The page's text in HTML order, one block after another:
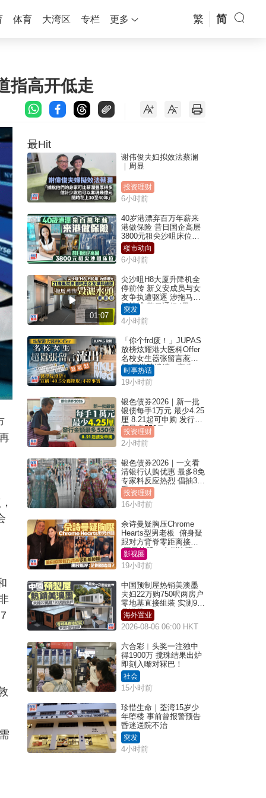
体育 大湾区 专栏 更多 繁 简
指高开低走
最Hit
谢伟俊夫妇拟效法蔡澜
｜周显
投资理财
6小时前
40岁港漂弃百万年薪来
港做保险 昔日国企高层
3800元租尖沙咀床位｜
租盘Million
楼市动向
6小时前
01:07
尖沙咀H8大厦升降机全
停前传 新义安成员与女
友争执遭驱逐 涉拖马刑
毁被捕 警另通缉4男
突发
4小时前
「你个frd废！」JUPAS
放榜炫耀港大医科Offer
名校女生嚣张留言惹众
怒 医学院澄清：宣称
「40.5分获录取」不符事
实｜Juicy叮
时事热话
19小时前
银色债券2026｜新一批
银债每手1万元 最少4.25
厘 8.21起可申购 发行金
额最多550亿
投资理财
2小时前
银色债券2026｜一文看
清银行认购优惠 最多8免
专家料反应热烈 倡抽30
手
投资理财
16小时前
佘诗曼疑胸压Chrome
Hearts型男老板 俯身疑
跟对方背脊零距离接触
网民惊呼：企侧边唔
得？
影视圈
19小时前
中国预制屋热销美澳墨
夫妇22万购750呎两房户
零地基直接组装 实测9个
月激赞
海外置业
2026-08-06 06:00 HKT
六合彩︱头奖一注独中
得1900万 搅珠结果出炉
即刻入嚟对冧巴！
社会
15小时前
珍惜生命｜荃湾15岁少
年堕楼 事前曾报警预告
昏迷送院不治
突发
4小时前